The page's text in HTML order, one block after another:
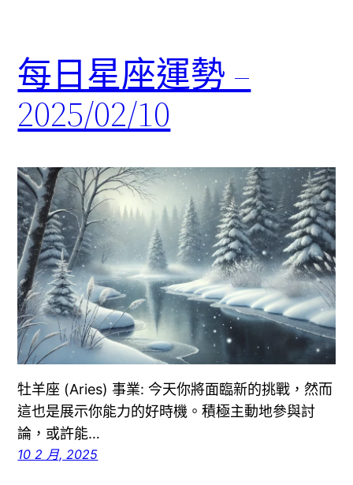
每日星座運勢 –
2025/02/10
牡羊座 (Aries) 事業: 今天你將面臨新的挑戰，然而
這也是展示你能力的好時機。積極主動地參與討
論，或許能…
10 2 月, 2025